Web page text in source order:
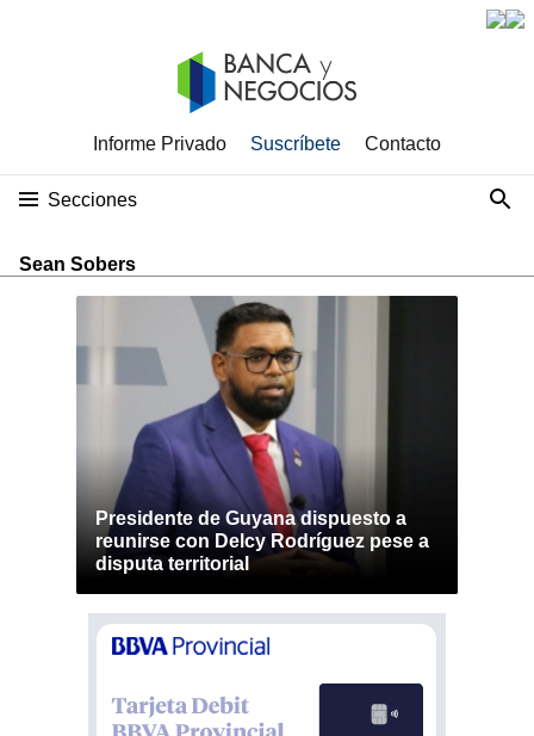
Informe Privado Suscríbete Contacto
Secciones
Sean Sobers
Presidente de Guyana dispuesto a
reunirse con Delcy Rodríguez pese a
disputa territorial